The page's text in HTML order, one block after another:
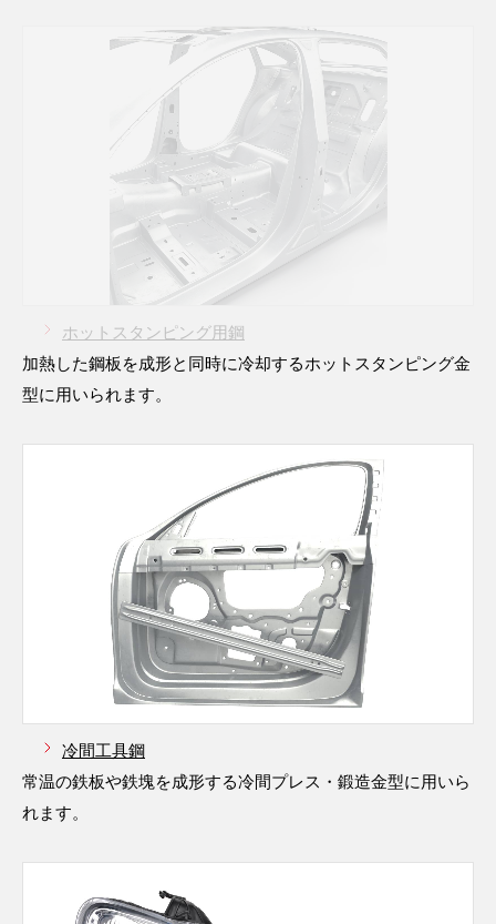
ホットスタンピング用鋼
加熱した鋼板を成形と同時に冷却するホットスタンピング金
型に用いられます。
冷間工具鋼
常温の鉄板や鉄塊を成形する冷間プレス・鍛造金型に用いら
れます。